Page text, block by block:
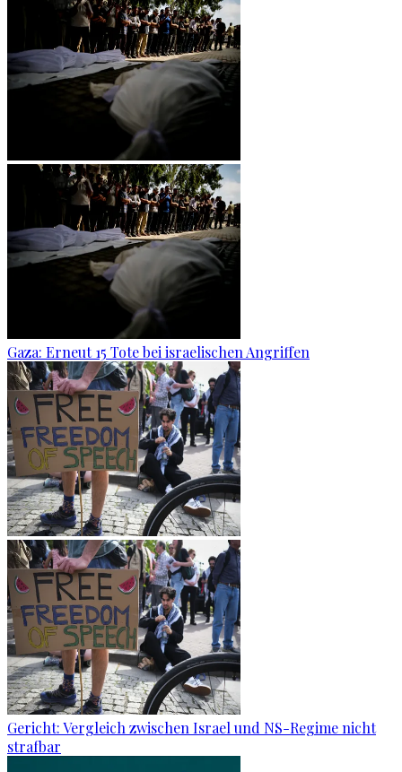
Gaza: Erneut 15 Tote bei israelischen Angriffen
Gericht: Ver­gleich zwi­schen Is­ra­el und NS-Re­gime nicht
straf­bar